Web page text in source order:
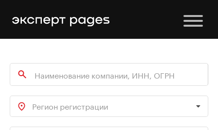
Регион регистрации